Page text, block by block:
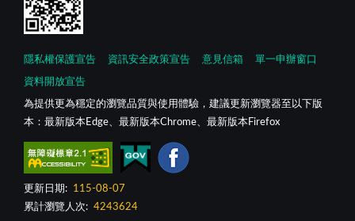
隱私權保護宣告 資訊安全政策宣告 意見信箱 單一申辦窗口
資料開放宣告
為提供更為穩定的瀏覽品質與使用體驗，建議更新瀏覽器至以下版
本：最新版本Edge、最新版本Chrome、最新版本Firefox
更新日期:
115-08-07
累計瀏覽人次: 4243624